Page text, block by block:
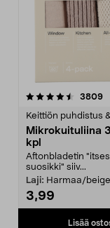
3809
Keittiön puhdistus
Mikrokuituliina
kpl
Aftonbladetin
suosikki" siiv...
Laji: Harmaa/beige
3,99
Lisää
4.5viidestä